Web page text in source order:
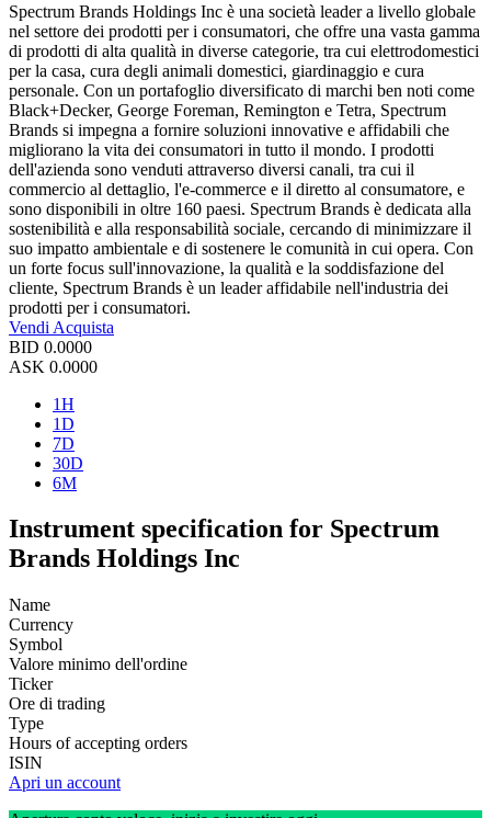
Spectrum Brands Holdings Inc è una società leader a livello globale
nel settore dei prodotti per i consumatori, che offre una vasta gamma
di prodotti di alta qualità in diverse categorie, tra cui elettrodomestici
per la casa, cura degli animali domestici, giardinaggio e cura
personale. Con un portafoglio diversificato di marchi ben noti come
Black+Decker, George Foreman, Remington e Tetra, Spectrum
Brands si impegna a fornire soluzioni innovative e affidabili che
migliorano la vita dei consumatori in tutto il mondo. I prodotti
dell'azienda sono venduti attraverso diversi canali, tra cui il
commercio al dettaglio, l'e-commerce e il diretto al consumatore, e
sono disponibili in oltre 160 paesi. Spectrum Brands è dedicata alla
sostenibilità e alla responsabilità sociale, cercando di minimizzare il
suo impatto ambientale e di sostenere le comunità in cui opera. Con
un forte focus sull'innovazione, la qualità e la soddisfazione del
cliente, Spectrum Brands è un leader affidabile nell'industria dei
prodotti per i consumatori.
Vendi Acquista
BID 0.0000
ASK 0.0000
1H
1D
7D
30D
6M
Instrument specification for Spectrum
Brands Holdings Inc
Name
Currency
Symbol
Valore minimo dell'ordine
Ticker
Ore di trading
Type
Hours of accepting orders
ISIN
Apri un account